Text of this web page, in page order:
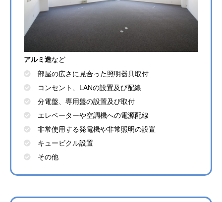
アルミ造など
部屋の広さに見合った照明器具取付
コンセント、LANの設置及び配線
分電盤、専用盤の設置及び取付
エレベーターや空調機への電源配線
非常使用する発電機や非常照明の設置
キュービクル設置
その他